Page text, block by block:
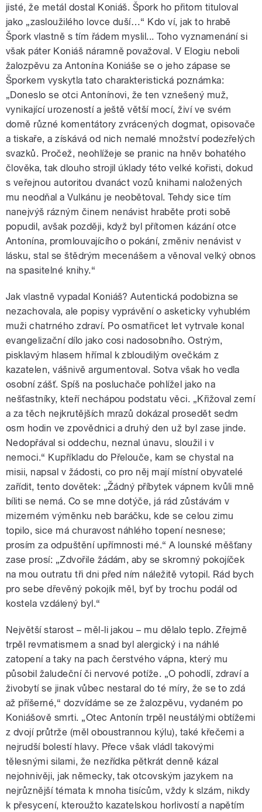
jisté, že metál dostal Koniáš. Špork ho přitom tituloval
jako „zasloužilého lovce duší…“ Kdo ví, jak to hrabě
Špork vlastně s tím řádem myslil... Toho vyznamenání si
však páter Koniáš náramně považoval. V Elogiu neboli
žalozpěvu za Antonína Koniáše se o jeho zápase se
Šporkem vyskytla tato charakteristická poznámka:
„Doneslo se otci Antonínovi, že ten vznešený muž,
vynikající urozeností a ještě větší mocí, živí ve svém
domě různé komentátory zvrácených dogmat, opisovače
a tiskaře, a získává od nich nemalé množství podezřelých
svazků. Pročež, neohlížeje se pranic na hněv bohatého
člověka, tak dlouho strojil úklady této velké kořisti, dokud
s veřejnou autoritou dvanáct vozů knihami naložených
mu neodňal a Vulkánu je neobětoval. Tehdy sice tím
nanejvýš rázným činem nenávist hraběte proti sobě
popudil, avšak později, když byl přítomen kázání otce
Antonína, promlouvajícího o pokání, změniv nenávist v
lásku, stal se štědrým mecenášem a věnoval velký obnos
na spasitelné knihy.“
Jak vlastně vypadal Koniáš? Autentická podobizna se
nezachovala, ale popisy vyprávění o asketicky vyhublém
muži chatrného zdraví. Po osmatřicet let vytrvale konal
evangelizační dílo jako cosi nadosobního. Ostrým,
pisklavým hlasem hřímal k zbloudilým ovečkám z
kazatelen, vášnivě argumentoval. Sotva však ho vedla
osobní zášť. Spíš na posluchače pohlížel jako na
nešťastníky, kteří nechápou podstatu věci. „Křižoval zemí
a za těch nejkrutějších mrazů dokázal prosedět sedm
osm hodin ve zpovědnici a druhý den už byl zase jinde.
Nedopřával si oddechu, neznal únavu, sloužil i v
nemoci.“ Kupříkladu do Přelouče, kam se chystal na
misii, napsal v žádosti, co pro něj mají místní obyvatelé
zařídit, tento dovětek: „Žádný příbytek vápnem kvůli mně
bíliti se nemá. Co se mne dotýče, já rád zůstávám v
mizerném výměnku neb baráčku, kde se celou zimu
topilo, sice má churavost náhlého topení nesnese;
prosím za odpuštění upřímnosti mé.“ A lounské měšťany
zase prosí: „Zdvořile žádám, aby se skromný pokojíček
na mou outratu tři dni před ním náležitě vytopil. Rád bych
pro sebe dřevěný pokojík měl, byť by trochu podál od
kostela vzdálený byl.“
Největší starost – měl-li jakou – mu dělalo teplo. Zřejmě
trpěl revmatismem a snad byl alergický i na náhlé
zatopení a taky na pach čerstvého vápna, který mu
působil žaludeční či nervové potíže. „O pohodlí, zdraví a
živobytí se jinak vůbec nestaral do té míry, že se to zdá
až příšerné,“ dozvídáme se ze žalozpěvu, vydaném po
Koniášově smrti. „Otec Antonín trpěl neustálými obtížemi
z dvojí průtrže (měl oboustrannou kýlu), také křečemi a
nejrudší bolestí hlavy. Přece však vládl takovými
tělesnými silami, že nezřídka pětkrát denně kázal
nejohnivěji, jak německy, tak otcovským jazykem na
nejrůznější témata k mnoha tisícům, vždy k slzám, nikdy
k přesycení, kteroužto kazatelskou horlivostí a napětím